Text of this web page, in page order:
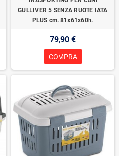
GULLIVER 5 SENZA RUOTE IATA
PLUS cm. 81x61x60h.
79,90 €
COMPRA